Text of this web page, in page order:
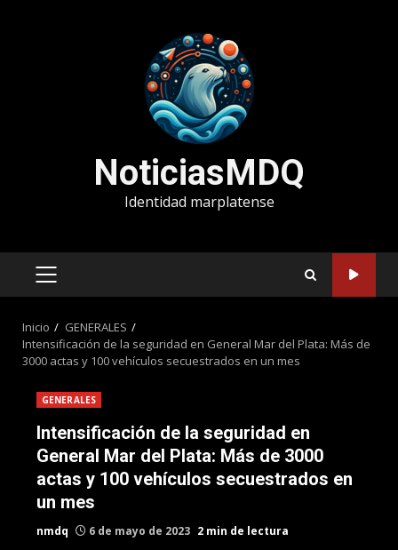
NoticiasMDQ
Identidad marplatense
MENÚ
Inicio
GENERALES
Intensificación de la seguridad en General Mar del Plata: Más de
3000 actas y 100 vehículos secuestrados en un mes
GENERALES
Intensificación de la seguridad en
General Mar del Plata: Más de 3000
actas y 100 vehículos secuestrados en
un mes
nmdq 6 de mayo de 2023 2 min de lectura